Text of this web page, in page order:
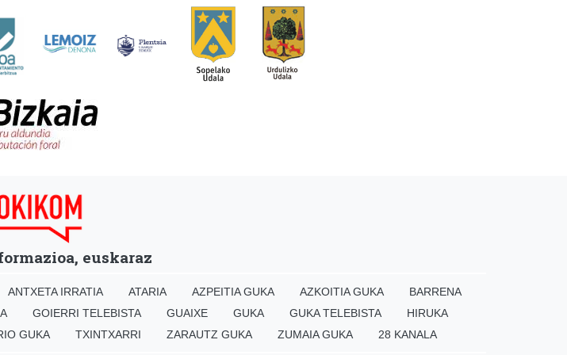
euskaraz
ANTXETA IRRATIA ATARIA AZPEITIA GUKA AZKOITIA GUKA
BARRENA
GOIERRI TELEBISTA GUAIXE GUKA GUKA TELEBISTA
HIRUKA
GUKA TXINTXARRI ZARAUTZ GUKA ZUMAIA GUKA 28 KANALA